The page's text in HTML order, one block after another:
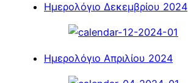
Ημερολόγιο Δεκεμβρίου 2024
Ημερολόγιο Απριλίου 2024